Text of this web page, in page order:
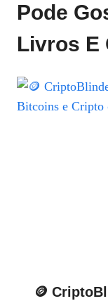
Pode
Livros E
🪙